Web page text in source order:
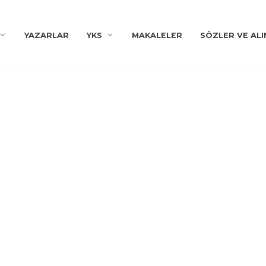
YAZARLAR YKS MAKALELER SÖZLER VE